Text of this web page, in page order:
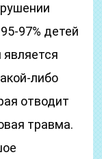
97% детей
является
либо
отводит
травма.